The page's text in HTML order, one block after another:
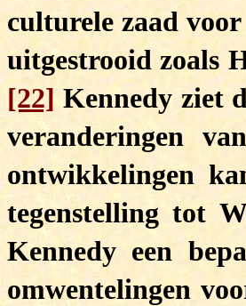
culturele zaad
uitgestrooid zoals
[22] Kennedy ziet
veranderingen
ontwikkelingen
tegenstelling tot
Kennedy een
omwentelingen